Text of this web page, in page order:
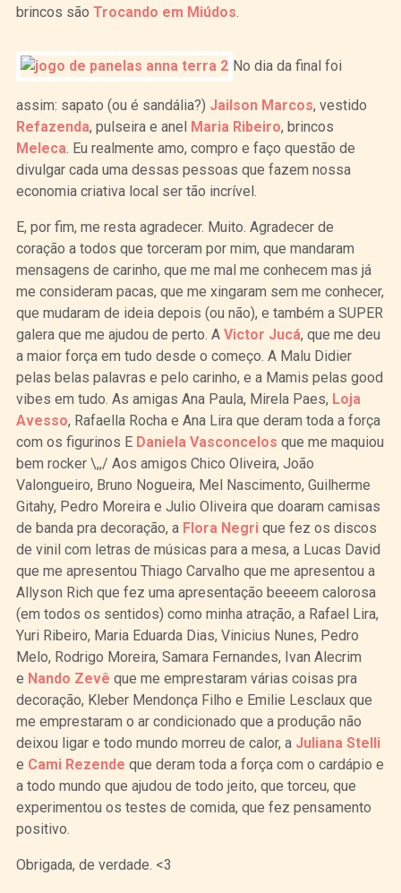
brincos são Trocando em Miúdos
No dia da final foi
assim: sapato (ou é sandália?) Jailson Marcos, vestido
Refazenda, pulseira e anel Maria Ribeiro, brincos
Meleca . Eu realmente amo, compro e faço questão de
divulgar cada uma dessas pessoas que fazem nossa
economia criativa local ser tão incrível.
E, por fim, me resta agradecer. Muito. Agradecer de
coração a todos que torceram por mim, que mandaram
mensagens de carinho, que me mal me conhecem mas já
me consideram pacas, que me xingaram sem me conhecer,
que mudaram de ideia depois (ou não), e também a SUPER
galera que me ajudou de perto. A Victor Jucá, que me deu
a maior força em tudo desde o começo. A Malu Didier
pelas belas palavras e pelo carinho, e a Mamis pelas good
vibes em tudo. As amigas Ana Paula, Mirela Paes, Loja
Avesso, Rafaella Rocha e Ana Lira que deram toda a força
com os figurinos E Daniela Vasconcelos que me maquiou
bem rocker \,,/ Aos amigos Chico Oliveira, João
Valongueiro, Bruno Nogueira, Mel Nascimento, Guilherme
Gitahy, Pedro Moreira e Julio Oliveira que doaram camisas
de banda pra decoração, a Flora Negrique fez os discos
de vinil com letras de músicas para a mesa, a Lucas David
que me apresentou Thiago Carvalho que me apresentou a
Allyson Rich que fez uma apresentação beeeem calorosa
(em todos os sentidos) como minha atração, a Rafael Lira,
Yuri Ribeiro, Maria Eduarda Dias, Vinicius Nunes, Pedro
Melo, Rodrigo Moreira, Samara Fernandes, Ivan Alecrim
e Nando Zevê que me emprestaram várias coisas pra
decoração, Kleber Mendonça Filho e Emilie Lesclaux que
me emprestaram o ar condicionado que a produção não
deixou ligar e todo mundo morreu de calor, a Juliana Stelli
e Cami Rezende que deram toda a força com o cardápio e
a todo mundo que ajudou de todo jeito, que torceu, que
experimentou os testes de comida, que fez pensamento
positivo.
Obrigada, de verdade. <3